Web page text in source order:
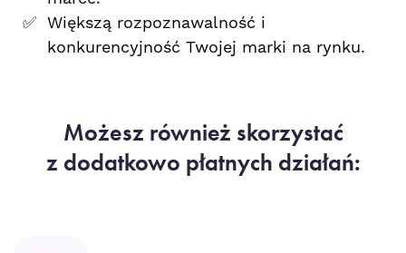
Większą rozpoznawalność i
konkurencyjność Twojej marki na rynku.
Możesz również skorzystać
z dodatkowo płatnych działań: